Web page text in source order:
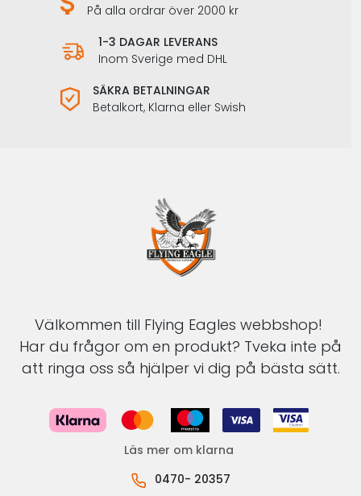
På alla ordrar över 2000 kr
1-3 DAGAR LEVERANS
Inom Sverige med DHL
SÄKRA BETALNINGAR
Betalkort, Klarna eller Swish
Välkommen till Flying Eagles webbshop!
Har du frågor om en produkt? Tveka inte på
att ringa oss så hjälper vi dig på bästa sätt.
Läs mer om klarna
0470- 20357